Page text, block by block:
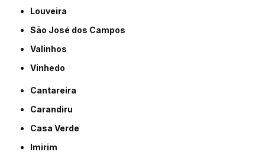
Louveira
São José dos Campos
Valinhos
Vinhedo
Cantareira
Carandiru
Casa Verde
Imirim